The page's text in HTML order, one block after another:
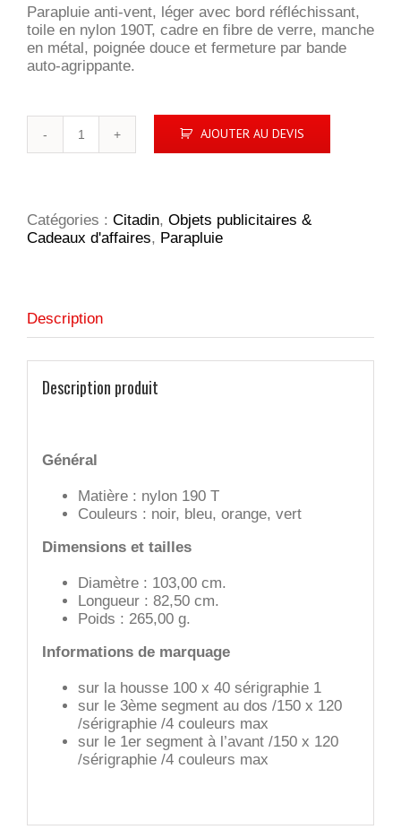
Parapluie anti-vent, léger avec bord réfléchissant,
toile en nylon 190T, cadre en fibre de verre, manche
en métal, poignée douce et fermeture par bande
auto-agrippante.
AJOUTER AU DEVIS
Catégories : Citadin, Objets publicitaires &
Cadeaux d'affaires, Parapluie
Description
Description produit
Général
Matière : nylon 190 T
Couleurs : noir, bleu, orange, vert
Dimensions et tailles
Diamètre : 103,00 cm.
Longueur : 82,50 cm.
Poids : 265,00 g.
Informations de marquage
sur la housse 100 x 40 sérigraphie 1
sur le 3ème segment au dos /150 x 120
/sérigraphie /4 couleurs max
sur le 1er segment à l’avant /150 x 120
/sérigraphie /4 couleurs max